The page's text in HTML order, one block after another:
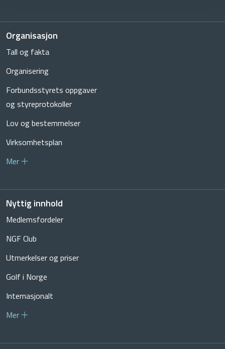
Organisasjon
Tall og fakta
Organisering
Forbundsstyrets oppgaver
og styreprotokoller
Lov og bestemmelser
Virksomhetsplan
Mer
Nyttig innhold
Medlemsfordeler
NGF Club
Utmerkelser og priser
Golf i Norge
Internasjonalt
Mer